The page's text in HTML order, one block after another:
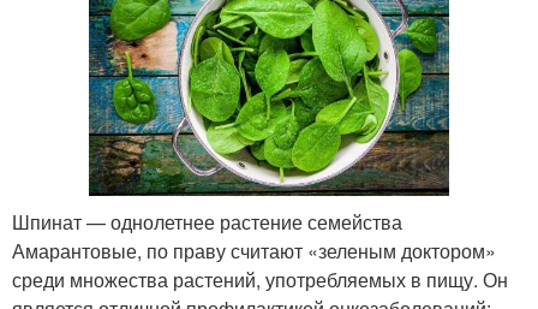
Шпинат — однолетнее растение семейства
Амарантовые, по праву считают «зеленым доктором»
среди множества растений, употребляемых в пищу. Он